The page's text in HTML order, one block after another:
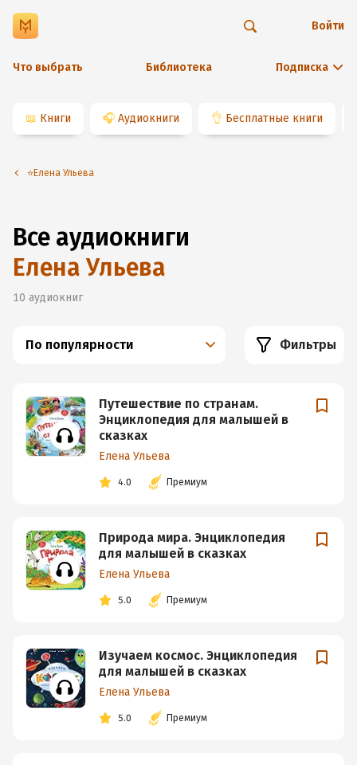
Что выбрать Библиотека Подписка
Войти
📖 Книги 🎧 Аудиокниги 👌 Бесплатные книги
⭐️Елена Ульева
Все аудиокниги
Елена Ульева
10 аудиокниг
По популярности Фильтры
Путешествие по странам.
Энциклопедия для малышей в
сказках
Елена Ульева
4.0 Премиум
Природа мира. Энциклопедия
для малышей в сказках
Елена Ульева
5.0 Премиум
Изучаем космос. Энциклопедия
для малышей в сказках
Елена Ульева
5.0 Премиум